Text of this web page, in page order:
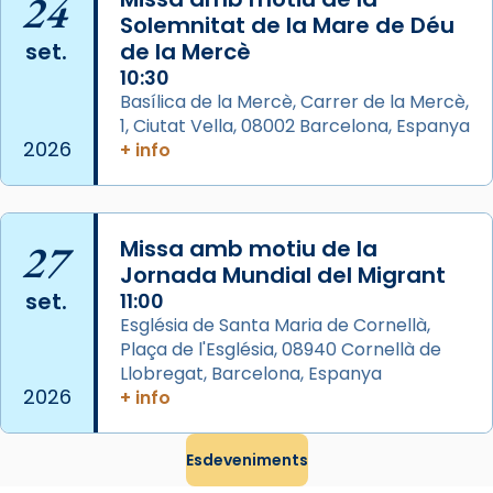
diablesses amb música i ball propis. Festa
gran a Mataró.
«Si vols saber què és calor, ves per les
Santes a Mataró»🥵.
Photo
View on Facebook · Share
Arquebisbat de Barcelona
2 weeks ago
Jaume, fill de Zebedeu, és juntament amb el
seu germà Joan i Pere un dels que
acompanyava més de prop Jesús.
Segons el llibre dels Fets (12,2) fou el primer
apòstol màrtir, decapitat a Jerusalem per
Herodes Agripa (vers l'any 44).
24
set.
2026
Solemnitat de la Mare de Déu
de la Mercè
10:30
Basílica de la Mercè, Carrer de la Mercè,
1, Ciutat Vella, 08002 Barcelona, Espanya
+ info
27
set.
2026
Missa amb motiu de la
Jornada Mundial del Migrant
11:00
Església de Santa Maria de Cornellà,
Plaça de l'Església, 08940 Cornellà de
Llobregat, Barcelona, Espanya
+ info
Esdeveniments